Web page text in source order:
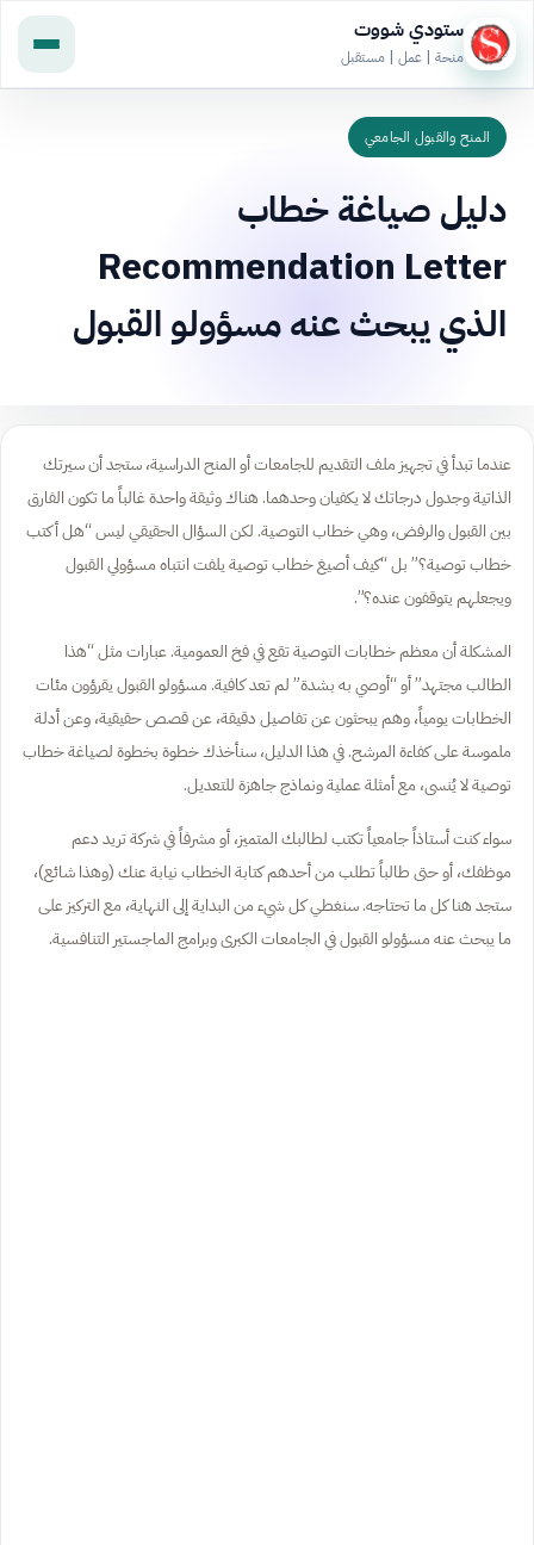
ستودي شووت
منحة | عمل | مستقبل
المنح والقبول الجامعي
دليل صياغة خطاب
Recommendation Letter
الذي يبحث عنه مسؤولو القبول
عندما تبدأ في تجهيز ملف التقديم للجامعات أو المنح الدراسية، ستجد أن سيرتك
الذاتية وجدول درجاتك لا يكفيان وحدهما. هناك وثيقة واحدة غالباً ما تكون الفارق
بين القبول والرفض، وهي خطاب التوصية. لكن السؤال الحقيقي ليس “هل أكتب
خطاب توصية؟” بل “كيف أصيغ خطاب توصية يلفت انتباه مسؤولي القبول
ويجعلهم يتوقفون عنده؟”.
المشكلة أن معظم خطابات التوصية تقع في فخ العمومية. عبارات مثل “هذا
الطالب مجتهد” أو “أوصي به بشدة” لم تعد كافية. مسؤولو القبول يقرؤون مئات
الخطابات يومياً، وهم يبحثون عن تفاصيل دقيقة، عن قصص حقيقية، وعن أدلة
ملموسة على كفاءة المرشح. في هذا الدليل، سنأخذك خطوة بخطوة لصياغة خطاب
توصية لا يُنسى، مع أمثلة عملية ونماذج جاهزة للتعديل.
سواء كنت أستاذاً جامعياً تكتب لطالبك المتميز، أو مشرفاً في شركة تريد دعم
موظفك، أو حتى طالباً تطلب من أحدهم كتابة الخطاب نيابة عنك (وهذا شائع)،
ستجد هنا كل ما تحتاجه. سنغطي كل شيء من البداية إلى النهاية، مع التركيز على
ما يبحث عنه مسؤولو القبول في الجامعات الكبرى وبرامج الماجستير التنافسية.